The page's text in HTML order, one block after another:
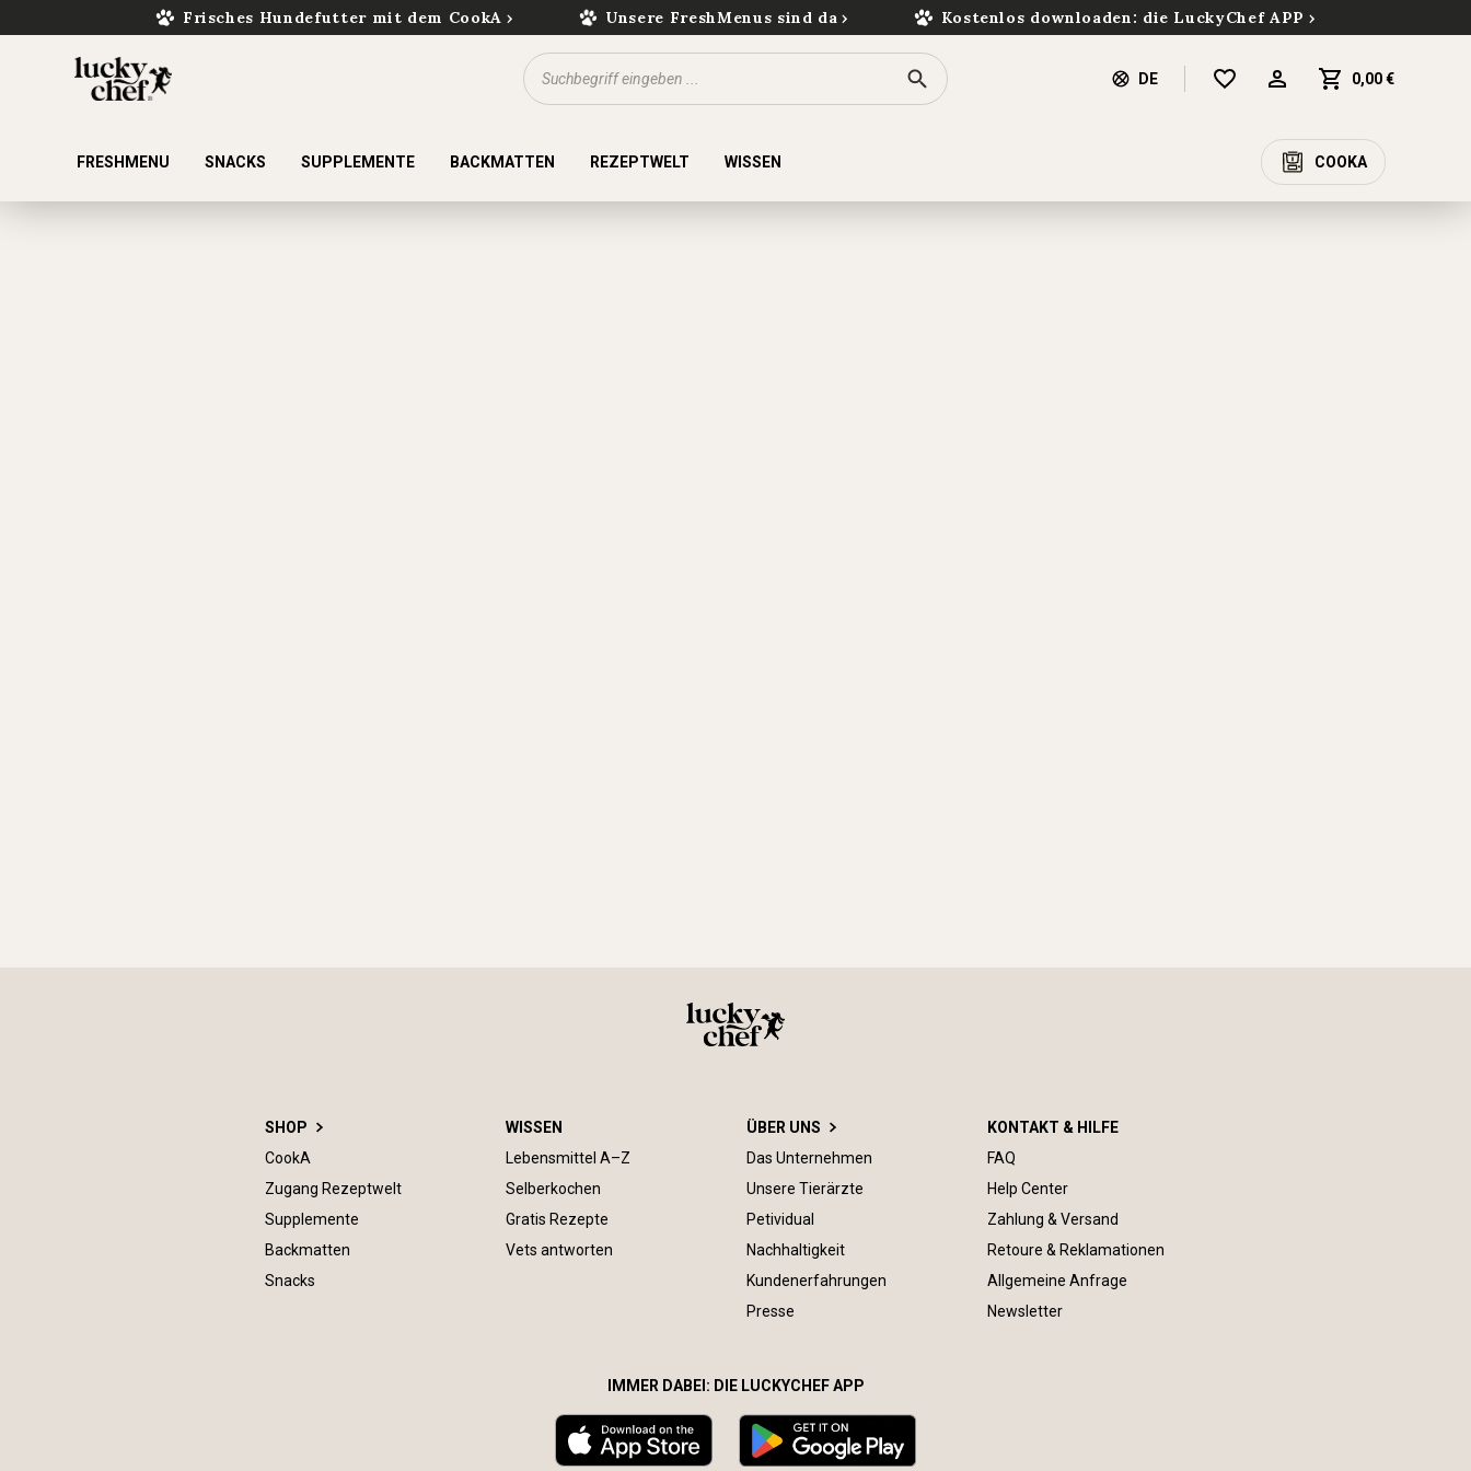
Frisches Hundefutter mit dem CookA Unsere FreshMenus sind da Kostenlos downloaden: die LuckyChef APP
DE 0,00 €
FRESHMENU SNACKS SUPPLEMENTE BACKMATTEN REZEPTWELT COOKA
WISSEN
SHOP
CookA
Zugang Rezeptwelt
Supplemente
Backmatten
Snacks
WISSEN
Lebensmittel A–Z
Selberkochen
Gratis Rezepte
Vets antworten
ÜBER UNS
Das Unternehmen
Unsere Tierärzte
Petividual
Nachhaltigkeit
Kundenerfahrungen
Presse
KONTAKT & HILFE
FAQ
Help Center
Zahlung & Versand
Retoure & Reklamationen
Allgemeine Anfrage
Newsletter
IMMER DABEI: DIE LUCKYCHEF APP